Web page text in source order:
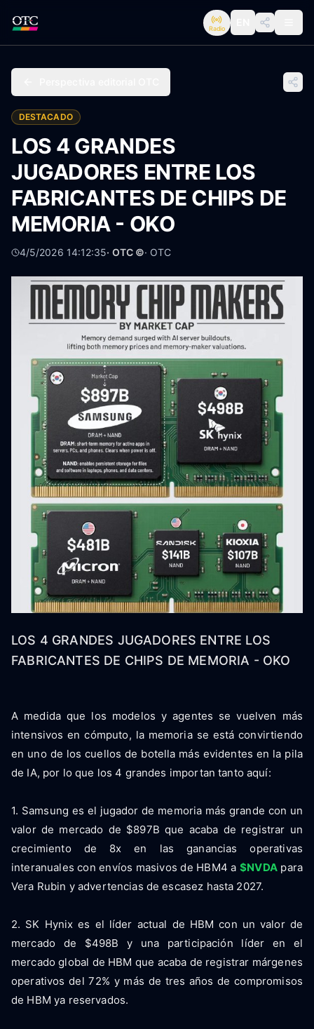
Radio
DESTACADO
LOS 4 GRANDES
JUGADORES ENTRE LOS
FABRICANTES DE CHIPS DE
MEMORIA - OKO
4/5/2026 14:12:35· OTC ©· OTC
LOS 4 GRANDES JUGADORES ENTRE LOS
FABRICANTES DE CHIPS DE MEMORIA - OKO
A medida que los modelos y agentes se vuelven más
intensivos en cómputo, la memoria se está convirtiendo
en uno de los cuellos de botella más evidentes en la pila
de IA, por lo que los 4 grandes importan tanto aquí:
1. Samsung es el jugador de memoria más grande con un
valor de mercado de $897B que acaba de registrar un
crecimiento de 8x en las ganancias operativas
interanuales con envíos masivos de HBM4 a$NVDApara
Vera Rubin y advertencias de escasez hasta 2027.
2. SK Hynix es el líder actual de HBM con un valor de
mercado de $498B y una participación líder en el
mercado global de HBM que acaba de registrar márgenes
operativos del 72% y más de tres años de compromisos
de HBM ya reservados.